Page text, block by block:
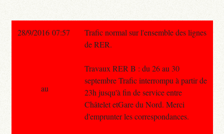
28/9/2016 07:57
Trafic normal sur l'ensemble des lignes
de RER.
Travaux RER B : du 26 au 30
septembre Trafic interrompu à partir de
23h jusqu'à fin de service entre
Châtelet etGare du Nord. Merci
d'emprunter les correspondances.
au